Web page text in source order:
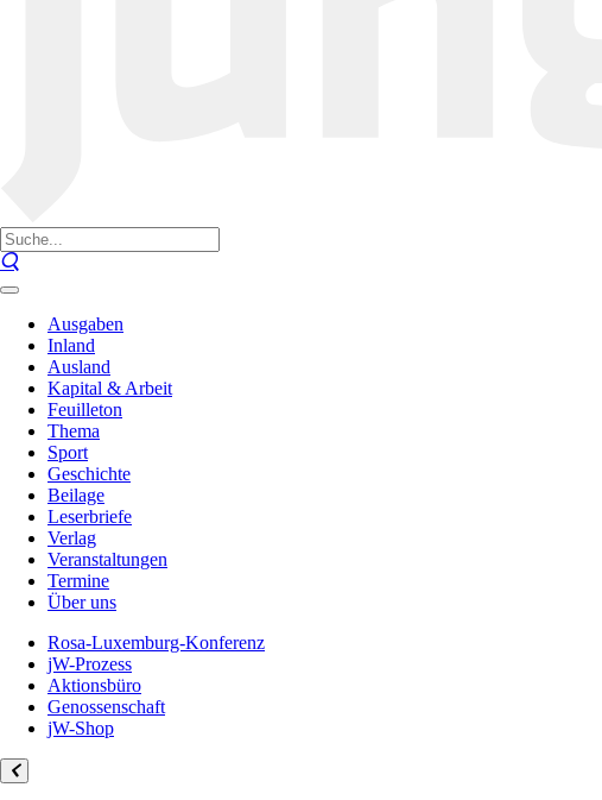
Ausgaben
Inland
Ausland
Kapital & Arbeit
Feuilleton
Thema
Sport
Geschichte
Beilage
Leserbriefe
Verlag
Veranstaltungen
Termine
Über uns
Rosa-Luxemburg-Konferenz
jW-Prozess
Aktionsbüro
Genossenschaft
jW-Shop